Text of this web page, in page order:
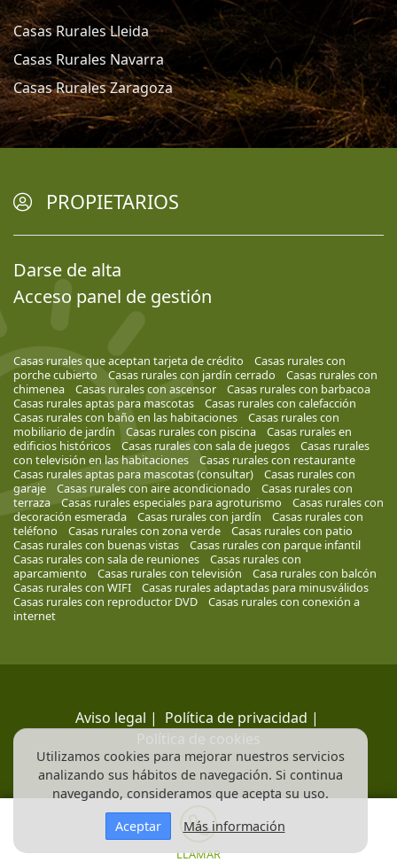
LLAMAR
Casas Rurales Lleida
Casas Rurales Navarra
Casas Rurales Zaragoza
PROPIETARIOS
Darse de alta
Acceso panel de gestión
Casas rurales que aceptan tarjeta de crédito
Casas rurales con
porche cubierto
Casas rurales con jardín cerrado
Casas rurales con
chimenea
Casas rurales con ascensor
Casas rurales con barbacoa
Casas rurales aptas para mascotas
Casas rurales con calefacción
Casas rurales con baño en las habitaciones
Casas rurales con
mobiliario de jardín
Casas rurales con piscina
Casas rurales en
edificios históricos
Casas rurales con sala de juegos
Casas rurales
con televisión en las habitaciones
Casas rurales con restaurante
Casas rurales aptas para mascotas (consultar)
Casas rurales con
garaje
Casas rurales con aire acondicionado
Casas rurales con
terraza
Casas rurales especiales para agroturismo
Casas rurales con
decoración esmerada
Casas rurales con jardín
Casas rurales con
teléfono
Casas rurales con zona verde
Casas rurales con patio
Casas rurales con buenas vistas
Casas rurales con parque infantil
Casas rurales con sala de reuniones
Casas rurales con
aparcamiento
Casas rurales con televisión
Casa rurales con balcón
Casas rurales con WIFI
Casas rurales adaptadas para minusválidos
Casas rurales con reproductor DVD
Casas rurales con conexión a
internet
Aviso legal | Política de privacidad |
Política de cookies
Utilizamos cookies para mejorar nuestros servicios
analizando sus hábitos de navegación. Si continua
navegando, consideramos que acepta su uso.
Aceptar
Más información